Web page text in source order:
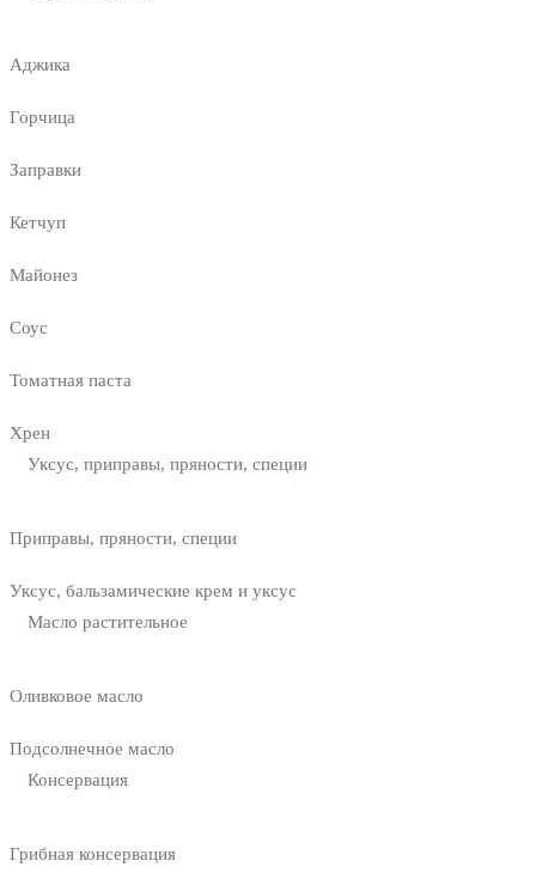
Аджика
Горчица
Заправки
Кетчуп
Майонез
Соус
Томатная паста
Хрен
Уксус, приправы, пряности, специи
Приправы, пряности, специи
Уксус, бальзамические крем и уксус
Масло растительное
Оливковое масло
Подсолнечное масло
Консервация
Грибная консервация